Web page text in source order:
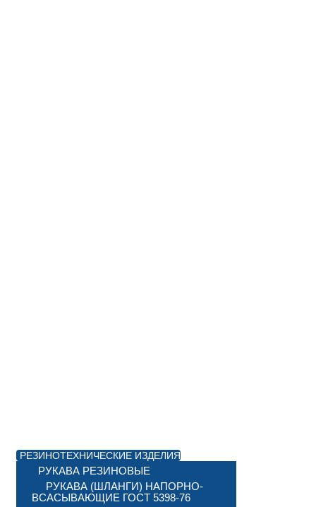
РЕЗИНОТЕХНИЧЕСКИЕ ИЗДЕЛИЯ
РУКАВА РЕЗИНОВЫЕ
РУКАВА (ШЛАНГИ) НАПОРНО-
ВСАСЫВАЮЩИЕ ГОСТ 5398-76